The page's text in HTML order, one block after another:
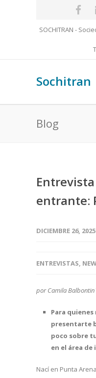
SOCHITRAN -
Sochitran
Blog
entrante:
DICIEMBRE 26, 2025
ENTREVISTAS,
por Camila Balbontin
Para
presentarte
poco sobre
en el área
Nací en Punta